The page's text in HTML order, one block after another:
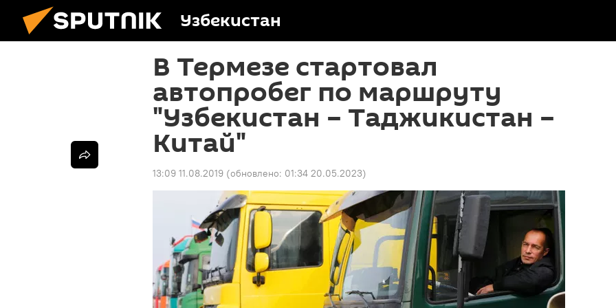
Узбекистан
В Термезе стартовал
автопробег по маршруту
"Узбекистан – Таджикистан –
Китай"
13:09 11.08.2019 (обновлено: 01:34 20.05.2023)